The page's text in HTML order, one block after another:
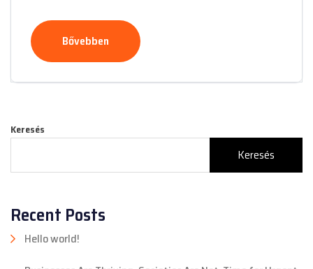
Bővebben
Keresés
Keresés
Recent Posts
Hello world!